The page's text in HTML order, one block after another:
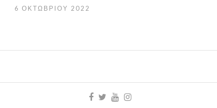
6 ΟΚΤΩΒΡΊΟΥ 2022